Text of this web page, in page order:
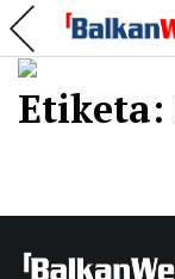
Etiketa: